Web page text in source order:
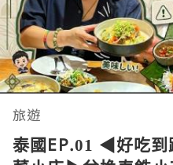
旅遊
泰國EP.01 ◀︎好吃到